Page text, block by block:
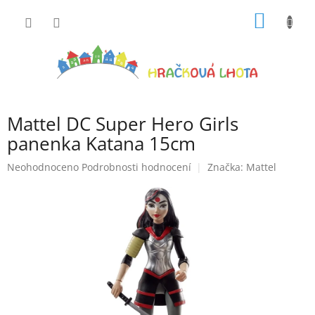
Mattel DC Super Hero Girls
panenka Katana 15cm
Průměrné
Neohodnoceno Podrobnosti hodnocení Značka: Mattel